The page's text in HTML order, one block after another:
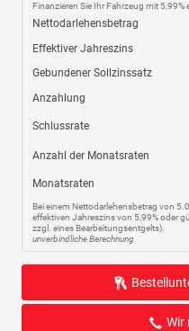
Finanzieren Sie Ihr Fahrzeug mit 5,99%
Nettodarlehensbetrag
Effektiver Jahreszins
Gebundener Sollzinssatz
Anzahlung
Schlussrate
Anzahl der Monatsraten
Monatsraten
Bei einem Nettodarlehensbetrag von
effektiven Jahreszins von 5,99% oder
zzgl. eines Bearbeitungsentgelts).
unverbindliche Berechnung
Wir